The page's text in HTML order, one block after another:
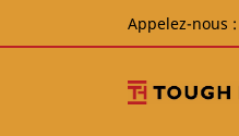
Appelez-nous :